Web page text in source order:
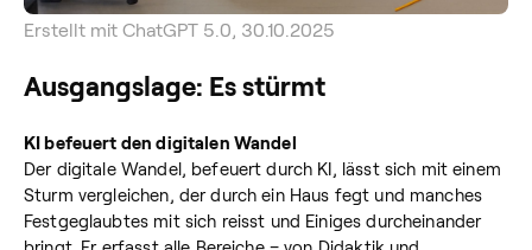
Ausgangslage: Es stürmt
KI befeuert den digitalen Wandel
Der digitale Wandel, befeuert durch KI, lässt sich mit einem
Sturm vergleichen, der durch ein Haus fegt und manches
Festgeglaubtes mit sich reisst und Einiges durcheinander
Erstellt mit ChatGPT 5.0, 30.10.2025